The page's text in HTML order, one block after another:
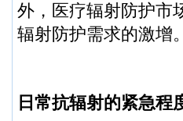
外，医疗辐射防护市
辐射防护需求的激增。
日常抗辐射的紧急程